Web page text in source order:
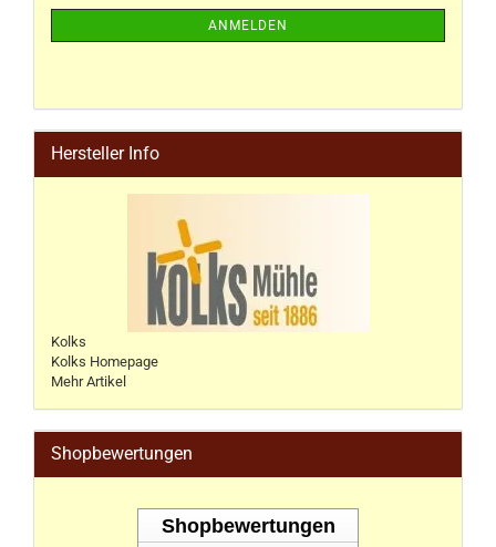
ANMELDEN
Hersteller Info
Kolks
Kolks Homepage
Mehr Artikel
Shopbewertungen
Shopbewertungen